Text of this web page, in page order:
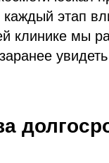
каждый этап
клинике мы